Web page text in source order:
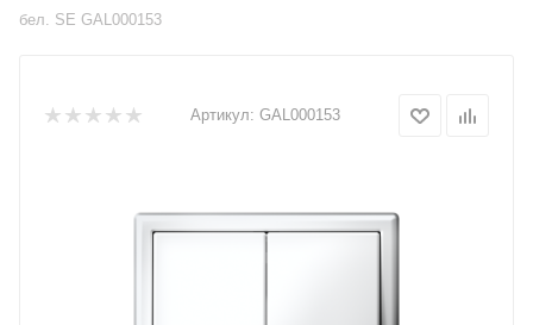
бел. SE GAL000153
Артикул: GAL000153